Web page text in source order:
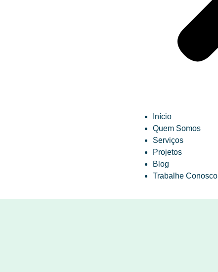
Início
Quem Somos
Serviços
Projetos
Blog
Trabalhe Conosco